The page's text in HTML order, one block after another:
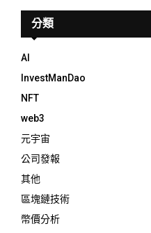
分類
AI
InvestManDao
NFT
web3
元宇宙
公司發報
其他
區塊鏈技術
幣價分析